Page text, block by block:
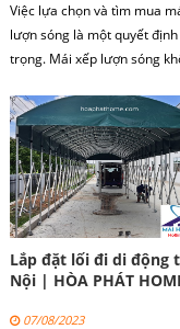
Việc lựa chọn và tìm mua
lượn sóng là một quyết
trọng. Mái xếp lượn sóng
mưa mà còn tăng tính
tiện ích cho không gian
trời.
Lắp đặt lối đi di động
Nội | HÒA PHÁT
07/08/2023